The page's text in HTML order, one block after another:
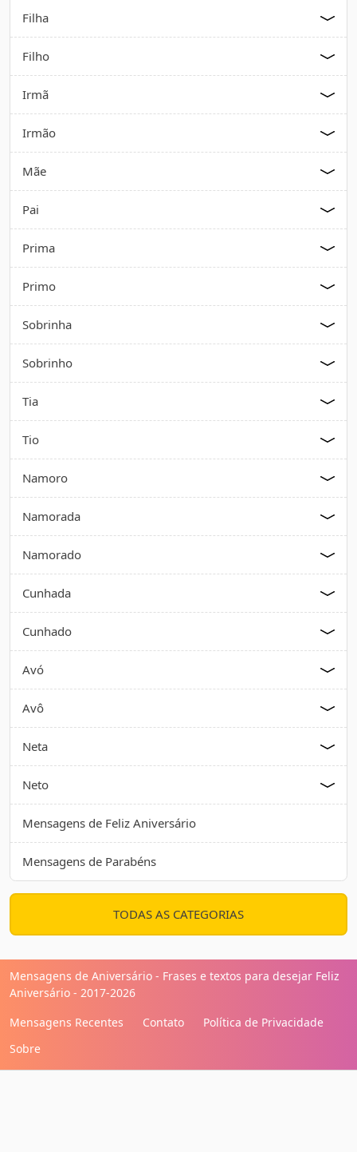
Filha
Filho
Irmã
Irmão
Mãe
Pai
Prima
Primo
Sobrinha
Sobrinho
Tia
Tio
Namoro
Namorada
Namorado
Cunhada
Cunhado
Avó
Avô
Neta
Neto
Mensagens de Feliz Aniversário
Mensagens de Parabéns
TODAS AS CATEGORIAS
Mensagens de Aniversário - Frases e textos para desejar Feliz
Aniversário - 2017-2026
Mensagens Recentes
Contato
Política de Privacidade
Sobre